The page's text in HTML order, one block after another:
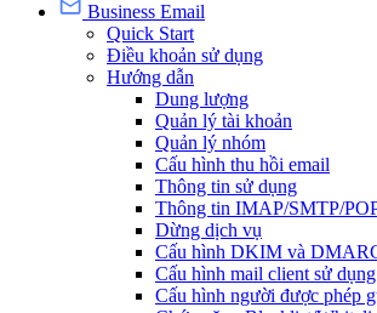
Business Email
Quick Start
Điều khoản sử dụng
Hướng dẫn
Dung lượng
Quản lý tài khoản
Quản lý nhóm
Cấu hình thu hồi email
Thông tin sử dụng
Thông tin IMAP/SMTP/
Dừng dịch vụ
Cấu hình DKIM và
Cấu hình mail client sử
Cấu hình người được phép